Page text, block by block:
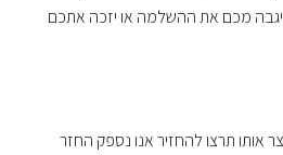
ויגבה מכם את ההשלמה או יזכה אתכם
תרצו להחזיר אנו נספק החזר